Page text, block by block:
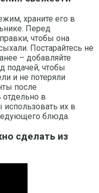
храните его в
Перед
чтобы она
Постарайтесь не
– добавляйте
подачей, чтобы
и не потеряли
после
отдельно в
использовать их в
блюда.
сделать из